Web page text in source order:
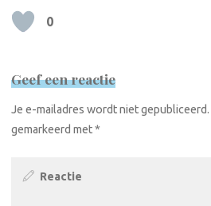
0
Geef een reactie
Je e-mailadres wordt niet gepubliceerd.
gemarkeerd met*